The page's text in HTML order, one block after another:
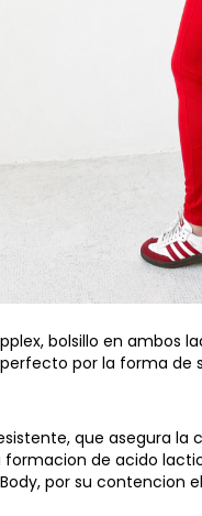
bolsillo en ambos
por la forma de
que asegura
de acido
por su contencion